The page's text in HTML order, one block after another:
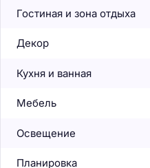
Гостиная и зона отдыха
Декор
Кухня и ванная
Мебель
Освещение
Планировка